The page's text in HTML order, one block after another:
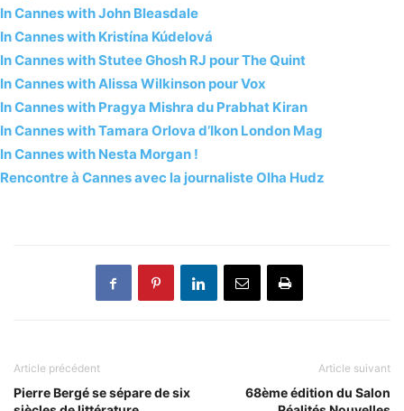
In Cannes with John Bleasdale
In Cannes with Kristína Kúdelová
In Cannes with Stutee Ghosh RJ pour The Quint
In Cannes with Alissa Wilkinson pour Vox
In Cannes with Pragya Mishra du Prabhat Kiran
In Cannes with Tamara Orlova d’Ikon London Mag
In Cannes with Nesta Morgan !
Rencontre à Cannes avec la journaliste Olha Hudz
Article précédent
Pierre Bergé se sépare de six
Article suivant
68ème édition du Salon